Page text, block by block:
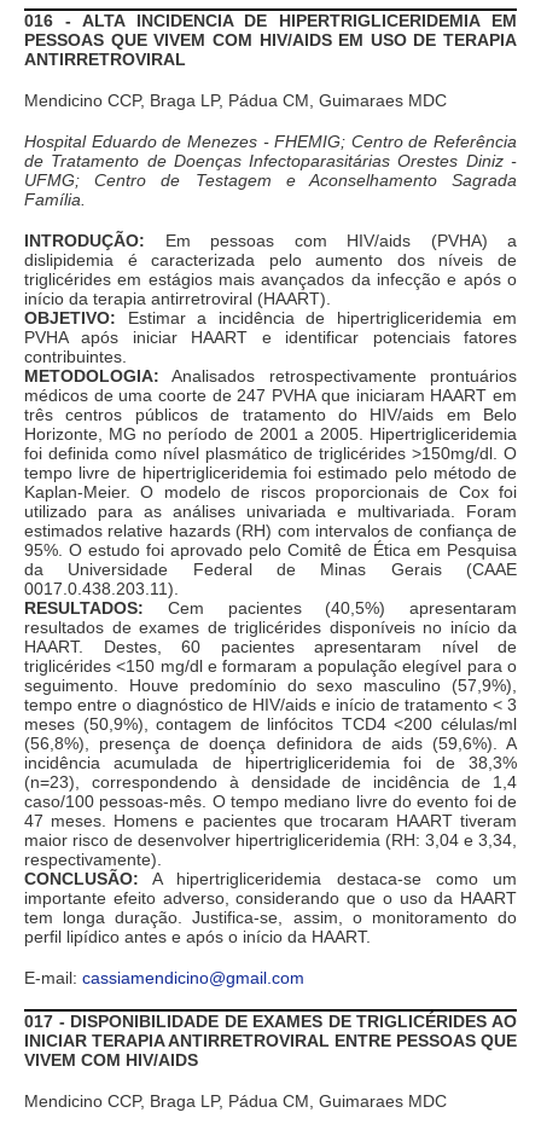
016 - ALTA INCIDENCIA DE HIPERTRIGLICERIDEMIA EM
PESSOAS QUE VIVEM COM HIV/AIDS EM USO DE TERAPIA
ANTIRRETROVIRAL
Mendicino CCP, Braga LP, Pádua CM, Guimaraes MDC
Hospital Eduardo de Menezes - FHEMIG; Centro de Referência
de Tratamento de Doenças Infectoparasitárias Orestes Diniz -
UFMG; Centro de Testagem e Aconselhamento Sagrada
Família.
INTRODUÇÃO: Em pessoas com HIV/aids (PVHA) a
dislipidemia é caracterizada pelo aumento dos níveis de
triglicérides em estágios mais avançados da infecção e após o
início da terapia antirretroviral (HAART).
OBJETIVO: Estimar a incidência de hipertrigliceridemia em
PVHA após iniciar HAART e identificar potenciais fatores
contribuintes.
METODOLOGIA: Analisados retrospectivamente prontuários
médicos de uma coorte de 247 PVHA que iniciaram HAART em
três centros públicos de tratamento do HIV/aids em Belo
Horizonte, MG no período de 2001 a 2005. Hipertrigliceridemia
foi definida como nível plasmático de triglicérides >150mg/dl. O
tempo livre de hipertrigliceridemia foi estimado pelo método de
Kaplan-Meier. O modelo de riscos proporcionais de Cox foi
utilizado para as análises univariada e multivariada. Foram
estimados relative hazards (RH) com intervalos de confiança de
95%. O estudo foi aprovado pelo Comitê de Ética em Pesquisa
da Universidade Federal de Minas Gerais (CAAE
0017.0.438.203.11).
RESULTADOS: Cem pacientes (40,5%) apresentaram
resultados de exames de triglicérides disponíveis no início da
HAART. Destes, 60 pacientes apresentaram nível de
triglicérides <150 mg/dl e formaram a população elegível para o
seguimento. Houve predomínio do sexo masculino (57,9%),
tempo entre o diagnóstico de HIV/aids e início de tratamento < 3
meses (50,9%), contagem de linfócitos TCD4 <200 células/ml
(56,8%), presença de doença definidora de aids (59,6%). A
incidência acumulada de hipertrigliceridemia foi de 38,3%
(n=23), correspondendo à densidade de incidência de 1,4
caso/100 pessoas-mês. O tempo mediano livre do evento foi de
47 meses. Homens e pacientes que trocaram HAART tiveram
maior risco de desenvolver hipertrigliceridemia (RH: 3,04 e 3,34,
respectivamente).
CONCLUSÃO: A hipertrigliceridemia destaca-se como um
importante efeito adverso, considerando que o uso da HAART
tem longa duração. Justifica-se, assim, o monitoramento do
perfil lipídico antes e após o início da HAART.
E-mail: cassiamendicino@gmail.com
017 - DISPONIBILIDADE DE EXAMES DE TRIGLICÉRIDES AO
INICIAR TERAPIA ANTIRRETROVIRAL ENTRE PESSOAS QUE
VIVEM COM HIV/AIDS
Mendicino CCP, Braga LP, Pádua CM, Guimaraes MDC